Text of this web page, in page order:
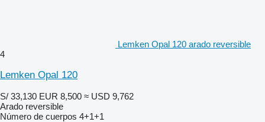
Lemken Opal 120 arado reversible
4
Lemken Opal 120
S/ 33,130 EUR 8,500 ≈ USD 9,762
Arado reversible
Número de cuerpos 4+1+1